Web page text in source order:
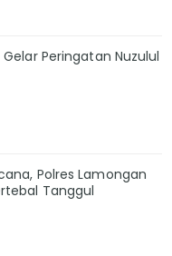
Peringatan Nuzulul
Polres Lamongan
Tanggul